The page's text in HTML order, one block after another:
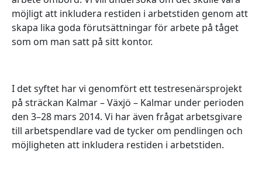
möjligt att inkludera restiden i arbetstiden genom att
skapa lika goda förutsättningar för arbete på tåget
som om man satt på sitt kontor.
I det syftet har vi genomfört ett testresenärsprojekt
på sträckan Kalmar – Växjö – Kalmar under perioden
den 3–28 mars 2014. Vi har även frågat arbetsgivare
till arbetspendlare vad de tycker om pendlingen och
möjligheten att inkludera restiden i arbetstiden.